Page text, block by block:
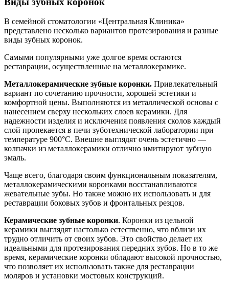
В семейной стоматологии «Центральная Клиника»
представлено несколько вариантов протезирования и разные
виды зубных коронок.
Самыми популярными уже долгое время остаются
реставрации, осуществленные на металлокерамике.
Металлокерамические зубные коронки. Привлекательный
вариант по сочетанию прочности, хорошей эстетики и
комфортной цены. Выполняются из металлической основы с
нанесением сверху нескольких слоев керамики. Для
надежности изделия и исключения появления сколов каждый
слой пропекается в печи зуботехнической лаборатории при
температуре 900°С. Внешне выглядят очень эстетично —
колпачки из металлокерамики отлично имитируют зубную
эмаль.
Чаще всего, благодаря своим функциональным показателям,
металлокерамическими коронками восстанавливаются
жевательные зубы. Но также можно их использовать и для
реставрации боковых зубов и фронтальных резцов.
Керамические зубные коронки. Коронки из цельной
керамики выглядят настолько естественно, что вблизи их
трудно отличить от своих зубов. Это свойство делает их
идеальными для протезирования передних зубов. Но в то же
время, керамические коронки обладают высокой прочностью,
что позволяет их использовать также для реставрации
моляров и установки мостовых конструкций.